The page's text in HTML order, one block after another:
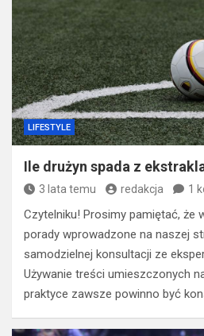
LIFESTYLE
Ile drużyn spada z
3 lata temu redakcja 1
Czytelniku! Prosimy pamiętać, że
porady wprowadzone na naszej
samodzielnej konsultacji ze
Używanie treści umieszczonych
praktyce zawsze powinno być